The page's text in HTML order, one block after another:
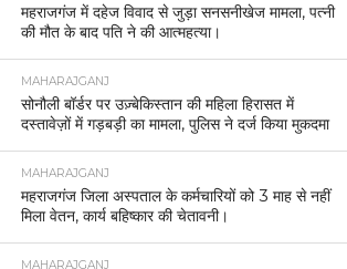
महराजगंज में दहेज विवाद से जुड़ा सनसनीखेज मामला, पत्नी
की मौत के बाद पति ने की आत्महत्या।
MAHARAJGANJ
सोनौली बॉर्डर पर उज़्बेकिस्तान की महिला हिरासत में
दस्तावेज़ों में गड़बड़ी का मामला, पुलिस ने दर्ज किया मुकदमा
MAHARAJGANJ
महराजगंज जिला अस्पताल के कर्मचारियों को 3 माह से नहीं
मिला वेतन, कार्य बहिष्कार की चेतावनी।
MAHARAJGANJ